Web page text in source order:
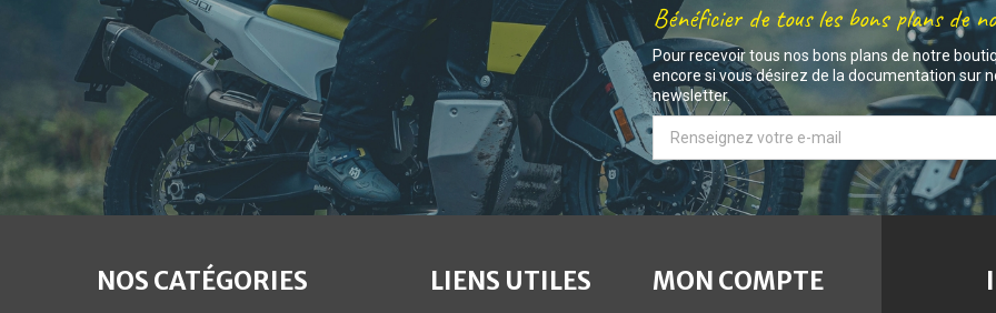
Bénéficier de tous les bons plans de
Pour recevoir tous nos bons plans de notre
encore si vous désirez de la documentation sur
newsletter.
NOS CATÉGORIES LIENS UTILES MON COMPTE